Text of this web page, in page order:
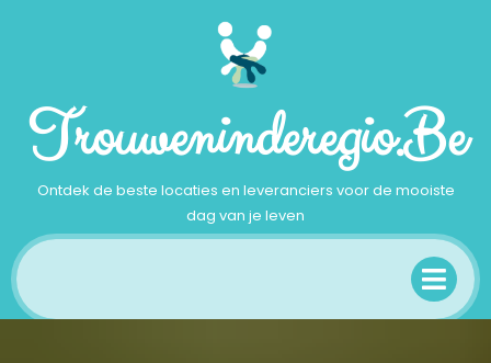
Trouweninderegio.be
Ontdek de beste locaties en leveranciers voor de mooiste
dag van je leven